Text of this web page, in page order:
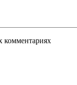
комментариях